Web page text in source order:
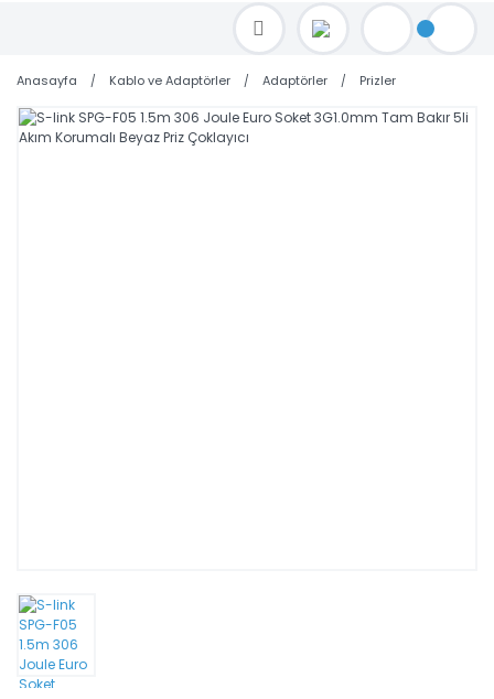
TOPTAN FİYAT ALMAK İÇİN satis@toptanbilgisayar.net MAİL ATINIZ.
SİPARİŞLERİNİZİ AYNI GÜN KARGO İLE GÖNDERİYORUZ!
Anasayfa Kablo ve Adaptörler Adaptörler Prizler